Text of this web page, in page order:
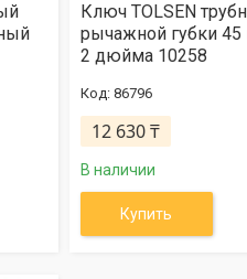
Ключ TOLSEN
рычажной губки 45
2 дюйма 10258
86796
12 630 ₸
В наличии
Купить